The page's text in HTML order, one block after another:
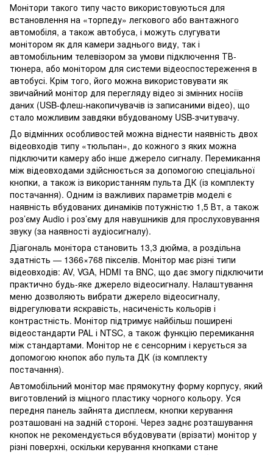
Монітори такого типу часто використовуються для
встановлення на «торпеду» легкового або вантажного
автомобіля, а також автобуса, і можуть слугувати
монітором як для камери заднього виду, так і
автомобільним телевізором за умови підключення ТВ-
тюнера, або монітором для системи відеоспостереження в
автобусі. Крім того, його можна використовувати як
звичайний монітор для перегляду відео зі змінних носіїв
даних (USB-флеш-накопичувачів із записаними відео), що
стало можливим завдяки вбудованому USB-зчитувачу.
До відмінних особливостей можна віднести наявність двох
відеовходів типу «тюльпан», до кожного з яких можна
підключити камеру або інше джерело сигналу. Перемикання
між відеовходами здійснюється за допомогою спеціальної
кнопки, а також із використанням пульта ДК (із комплекту
постачання). Одним із важливих параметрів моделі є
наявність вбудованих динаміків потужністю 1,5 Вт, а також
роз’єму Audio і роз’єму для навушників для прослуховування
звуку (за наявності аудіосигналу).
Діагональ монітора становить 13,3 дюйма, а роздільна
здатність — 1366×768 пікселів. Монітор має різні типи
відеовходів: AV, VGA, HDMI та BNC, що дає змогу підключити
практично будь-яке джерело відеосигналу. Налаштування
меню дозволяють вибрати джерело відеосигналу,
відрегулювати яскравість, насиченість кольорів і
контрастність. Монітор підтримує найбільш поширені
відеостандарти PAL і NTSC, а також функцію перемикання
між стандартами. Монітор не є сенсорним і керується за
допомогою кнопок або пульта ДК (із комплекту
постачання).
Автомобільний монітор має прямокутну форму корпусу, який
виготовлений із міцного пластику чорного кольору. Уся
передня панель зайнята дисплеєм, кнопки керування
розташовані на задній стороні. Через заднє розташування
кнопок не рекомендується вбудовувати (врізати) монітор у
різні поверхні, оскільки керування кнопками стане